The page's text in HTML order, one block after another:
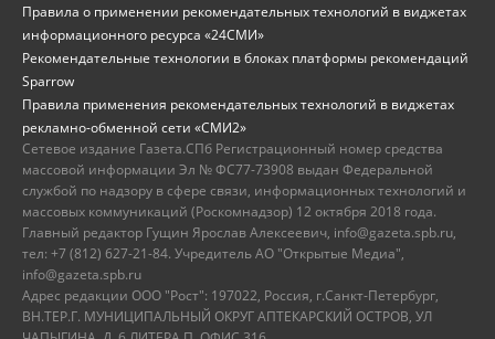
Правила о применении рекомендательных технологий в виджетах
информационного ресурса «24СМИ»
Рекомендательные технологии в блоках платформы рекомендаций
Sparrow
Правила применения рекомендательных технологий в виджетах
рекламно-обменной сети «СМИ2»
Сетевое издание Газета.СПб Регистрационный номер средства
массовой информации Эл № ФС77-73908 выдан Федеральной
службой по надзору в сфере связи, информационных технологий и
массовых коммуникаций (Роскомнадзор) 12 октября 2018 года.
Главный редактор Гущин Ярослав Алексеевич, info@gazeta.spb.ru,
тел: +7 (812) 627-21-84. Учредитель АО "Открытые Медиа",
info@gazeta.spb.ru
Адрес редакции ООО "Рост": 197022, Россия, г.Санкт-Петербург,
ВН.ТЕР.Г. МУНИЦИПАЛЬНЫЙ ОКРУГ АПТЕКАРСКИЙ ОСТРОВ, УЛ